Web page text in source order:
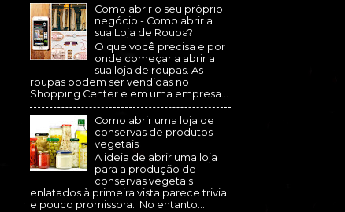
Como abrir o seu próprio
negócio - Como abrir a
sua Loja de Roupa?
O que você precisa e por
onde começar a abrir a
sua loja de roupas. As
roupas podem ser vendidas no
Shopping Center e em uma empresa...
Como abrir uma loja de
conservas de produtos
vegetais
A ideia de abrir uma loja
para a produção de
conservas vegetais
enlatados à primeira vista parece trivial
e pouco promissora. No entanto...